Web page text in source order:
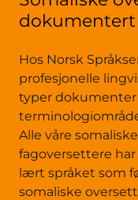
Hos Norsk
profesjonelle
typer dokumenter
Alle våre
fagoversettere
lært språket som
somaliske